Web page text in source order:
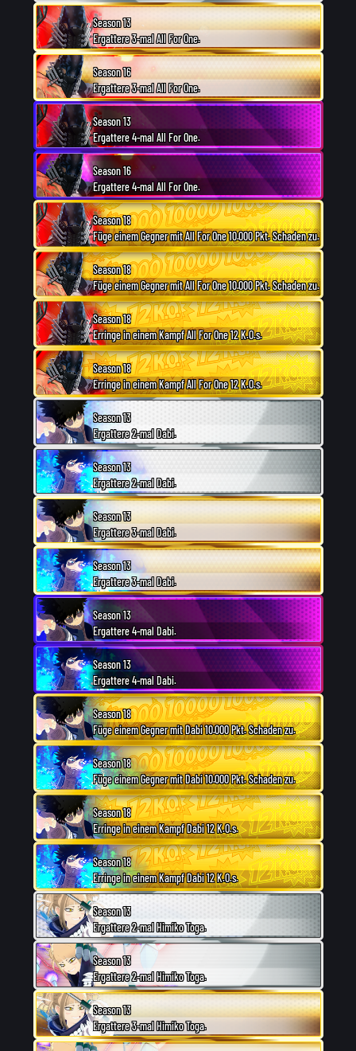
Season 13
Ergattere 3-mal All For One.
Season 16
Ergattere 3-mal All For One.
Season 13
Ergattere 4-mal All For One.
Season 16
Ergattere 4-mal All For One.
Season 18
Füge einem Gegner mit All For One 10.000 Pkt. Schaden zu.
Season 18
Füge einem Gegner mit All For One 10.000 Pkt. Schaden zu.
Season 18
Erringe in einem Kampf All For One 12 K.O.s.
Season 18
Erringe in einem Kampf All For One 12 K.O.s.
Season 13
Ergattere 2-mal Dabi.
Season 13
Ergattere 2-mal Dabi.
Season 13
Ergattere 3-mal Dabi.
Season 13
Ergattere 3-mal Dabi.
Season 13
Ergattere 4-mal Dabi.
Season 13
Ergattere 4-mal Dabi.
Season 18
Füge einem Gegner mit Dabi 10.000 Pkt. Schaden zu.
Season 18
Füge einem Gegner mit Dabi 10.000 Pkt. Schaden zu.
Season 18
Erringe in einem Kampf Dabi 12 K.O.s.
Season 18
Erringe in einem Kampf Dabi 12 K.O.s.
Season 13
Ergattere 2-mal Himiko Toga.
Season 13
Ergattere 2-mal Himiko Toga.
Season 13
Ergattere 3-mal Himiko Toga.